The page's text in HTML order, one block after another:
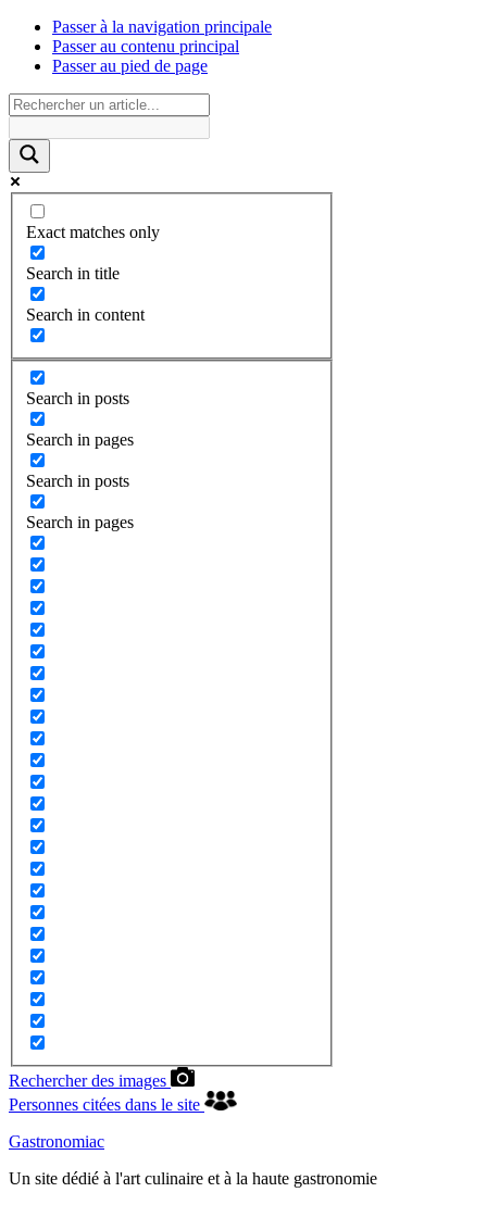
Passer à la navigation principale
Passer au contenu principal
Passer au pied de page
Exact matches only
Search in title
Search in content
Search in posts
Search in pages
Search in posts
Search in pages
Rechercher des images
Personnes citées dans le site
Gastronomiac
Un site dédié à l'art culinaire et à la haute gastronomie